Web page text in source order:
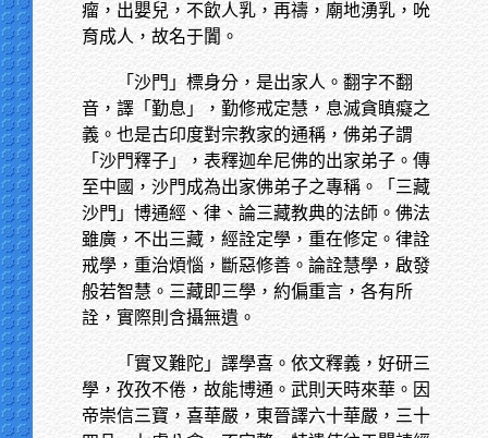
瘤，出嬰兒，不飲人乳，再禱，廟地湧乳，吮
育成人，故名于闐。
「沙門」標身分，是出家人。翻字不翻
音，譯「勤息」，勤修戒定慧，息滅貪瞋癡之
義。也是古印度對宗教家的通稱，佛弟子謂
「沙門釋子」，表釋迦牟尼佛的出家弟子。傳
至中國，沙門成為出家佛弟子之專稱。「三藏
沙門」博通經、律、論三藏教典的法師。佛法
雖廣，不出三藏，經詮定學，重在修定。律詮
戒學，重治煩惱，斷惡修善。論詮慧學，啟發
般若智慧。三藏即三學，約偏重言，各有所
詮，實際則含攝無遺。
「實叉難陀」譯學喜。依文釋義，好研三
學，孜孜不倦，故能博通。武則天時來華。因
帝崇信三寶，喜華嚴，東晉譯六十華嚴，三十